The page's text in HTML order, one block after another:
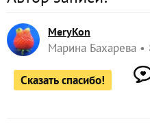
MeryKon
Марина Бахарева
Сказать спасибо!